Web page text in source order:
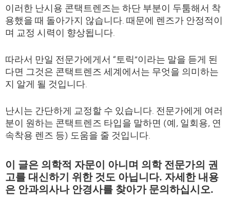
이러한 난시용 콘택트렌즈는 하단 부분이 두툼해서 착
용했을 때 돌아가지 않습니다. 때문에 렌즈가 안정적이
며 교정 시력이 향상됩니다.
따라서 만일 전문가에게서 “토릭”이라는 말을 듣게 된
다면 그것은 콘택트렌즈 세계에서는 무엇을 의미하는
지 알게 될 것입니다.
난시는 간단하게 교정할 수 있습니다. 전문가에게 여러
분이 원하는 콘택트렌즈 타입을 말하면 (예, 일회용, 연
속착용 렌즈 등) 도움을 줄 것입니다.
이 글은 의학적 자문이 아니며 의학 전문가의 권
고를 대신하기 위한 것도 아닙니다. 자세한 내용
은 안과의사나 안경사를 찾아가 문의하십시오.